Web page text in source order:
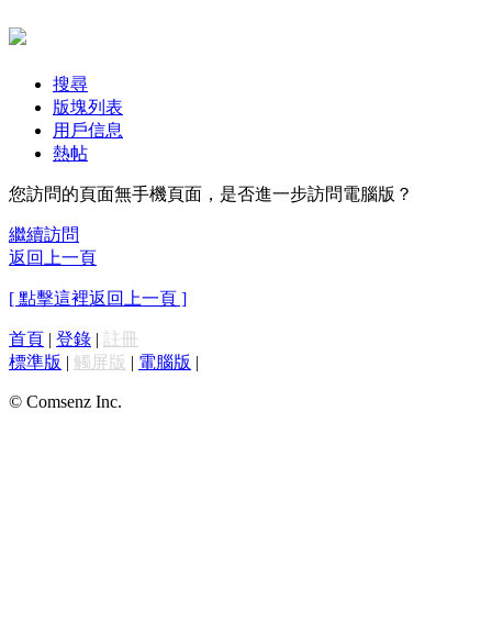
搜尋
版塊列表
用戶信息
熱帖
您訪問的頁面無手機頁面，是否進一步訪問電腦版？
繼續訪問
返回上一頁
[ 點擊這裡返回上一頁 ]
首頁 | 登錄 | 註冊
標準版 | 觸屏版 | 電腦版 |
© Comsenz Inc.